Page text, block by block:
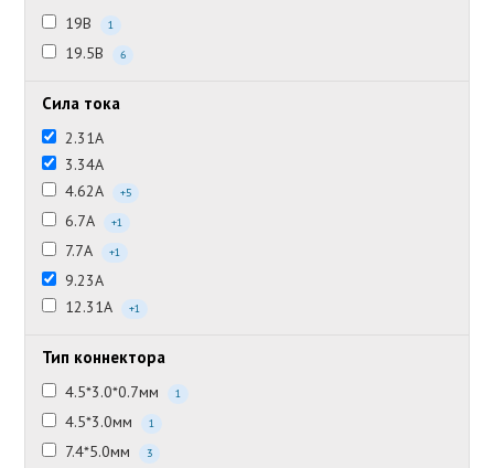
19В 1
19.5В 6
Сила тока
2.31А
3.34А
4.62А
+5
6.7А +1
7.7А +1
9.23А
12.31А
+1
Тип коннектора
4.5*3.0*0.7мм 1
4.5*3.0мм 1
7.4*5.0мм 3